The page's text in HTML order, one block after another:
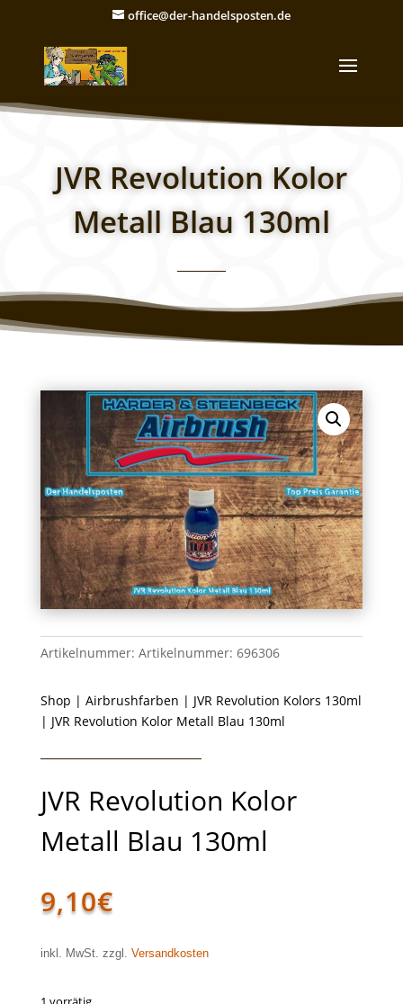
office@der-handelsposten.de
JVR Revolution Kolor
Metall Blau 130ml
Artikelnummer: Artikelnummer: 696306
Shop | Airbrushfarben | JVR Revolution Kolors 130ml
| JVR Revolution Kolor Metall Blau 130ml
JVR Revolution Kolor
Metall Blau 130ml
9,10€
inkl. MwSt. zzgl. Versandkosten